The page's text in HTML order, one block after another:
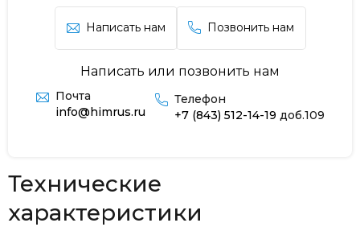
Написать нам Позвонить нам
Написать или позвонить нам
Почта
info@himrus.ru
Телефон
+7 (843) 512-14-19 доб.109
Технические
характеристики